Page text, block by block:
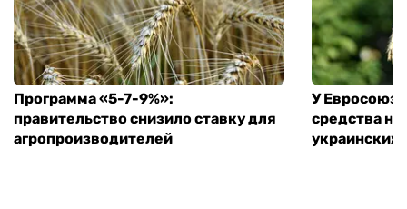
Программа «5-7-9%»:
правительство снизило ставку для
агропроизводителей
У
средства